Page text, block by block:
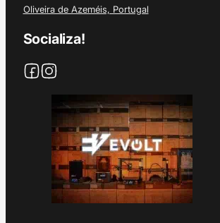
Oliveira de Azeméis, Portugal
Socializa!